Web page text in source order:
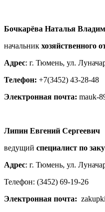
Бочкарёва Наталья
начальник хозяйственного
Адрес: г. Тюмень, ул.
Телефон: +7(3452) 43-28-48
Электронная почта: mauk-
Липин Евгений Сергеевич
ведущий специалист по
Адрес: г. Тюмень, ул.
Телефон: (3452) 69-19-26
Электронная почта: